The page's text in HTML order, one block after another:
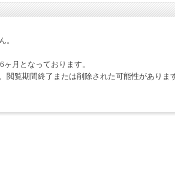
。
月となっております。
閲覧期間終了または削除された可能性がありま